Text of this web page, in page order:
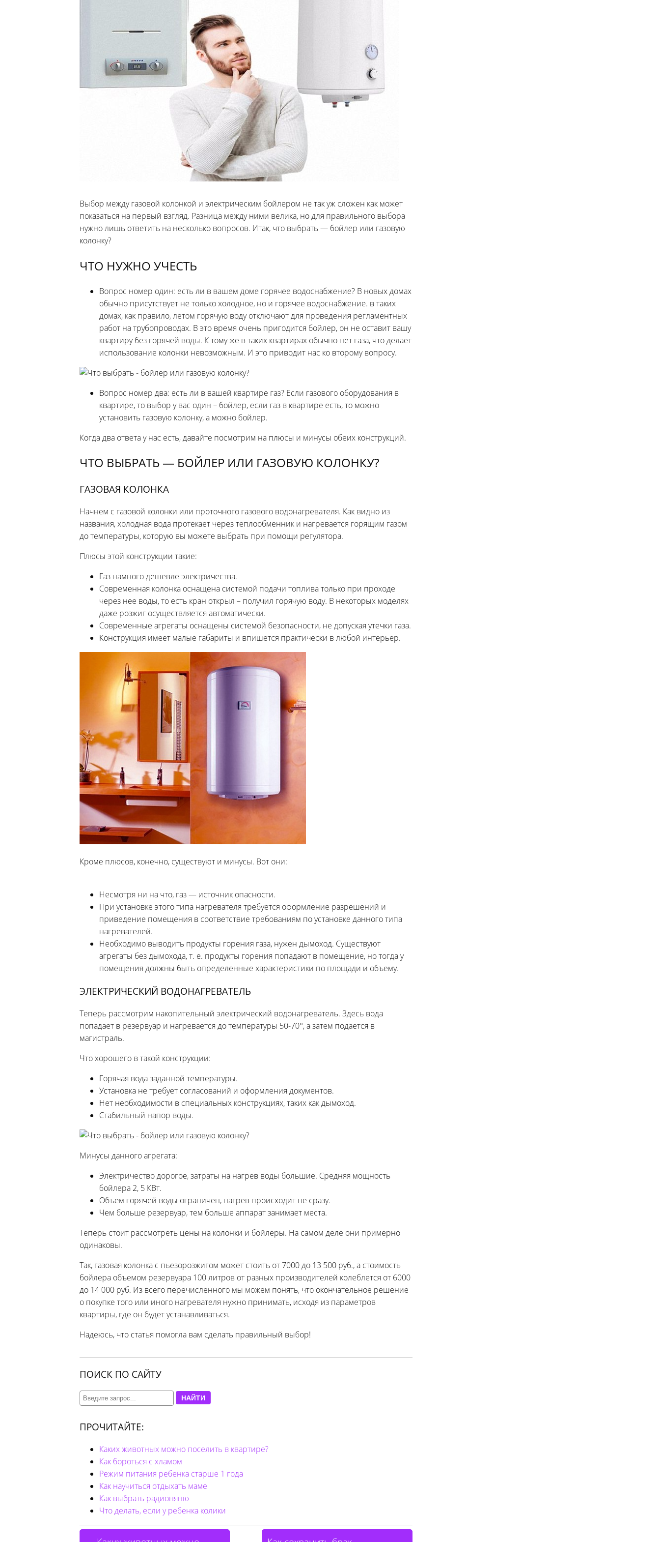
Выбор между газовой колонкой и электрическим бойлером не так уж сложен как может
показаться на первый взгляд. Разница между ними велика, но для правильного выбора
нужно лишь ответить на несколько вопросов. Итак, что выбрать — бойлер или газовую
колонку?
ЧТО НУЖНО УЧЕСТЬ
Вопрос номер один: есть ли в вашем доме горячее водоснабжение? В новых домах
обычно присутствует не только холодное, но и горячее водоснабжение. в таких
домах, как правило, летом горячую воду отключают для проведения регламентных
работ на трубопроводах. В это время очень пригодится бойлер, он не оставит вашу
квартиру без горячей воды. К тому же в таких квартирах обычно нет газа, что делает
использование колонки невозможным. И это приводит нас ко второму вопросу.
Вопрос номер два: есть ли в вашей квартире газ? Если газового оборудования в
квартире, то выбор у вас один – бойлер, если газ в квартире есть, то можно
установить газовую колонку, а можно бойлер.
Когда два ответа у нас есть, давайте посмотрим на плюсы и минусы обеих конструкций.
ЧТО ВЫБРАТЬ — БОЙЛЕР ИЛИ ГАЗОВУЮ КОЛОНКУ?
ГАЗОВАЯ КОЛОНКА
Начнем с газовой колонки или проточного газового водонагревателя. Как видно из
названия, холодная вода протекает через теплообменник и нагревается горящим газом
до температуры, которую вы можете выбрать при помощи регулятора.
Плюсы этой конструкции такие:
Газ намного дешевле электричества.
Современная колонка оснащена системой подачи топлива только при проходе
через нее воды, то есть кран открыл – получил горячую воду. В некоторых моделях
даже розжиг осуществляется автоматически.
Современные агрегаты оснащены системой безопасности, не допуская утечки газа.
Конструкция имеет малые габариты и впишется практически в любой интерьер.
Кроме плюсов, конечно, существуют и минусы. Вот они:
Несмотря ни на что, газ — источник опасности.
При установке этого типа нагревателя требуется оформление разрешений и
приведение помещения в соответствие требованиям по установке данного типа
нагревателей.
Необходимо выводить продукты горения газа, нужен дымоход. Существуют
агрегаты без дымохода, т. е. продукты горения попадают в помещение, но тогда у
помещения должны быть определенные характеристики по площади и объему.
ЭЛЕКТРИЧЕСКИЙ ВОДОНАГРЕВАТЕЛЬ
Теперь рассмотрим накопительный электрический водонагреватель. Здесь вода
попадает в резервуар и нагревается до температуры 50-70°, а затем подается в
магистраль.
Что хорошего в такой конструкции:
Горячая вода заданной температуры.
Установка не требует согласований и оформления документов.
Нет необходимости в специальных конструкциях, таких как дымоход.
Стабильный напор воды.
Минусы данного агрегата:
Электричество дорогое, затраты на нагрев воды большие. Средняя мощность
бойлера 2, 5 КВт.
Объем горячей воды ограничен, нагрев происходит не сразу.
Чем больше резервуар, тем больше аппарат занимает места.
Теперь стоит рассмотреть цены на колонки и бойлеры. На самом деле они примерно
одинаковы.
Так, газовая колонка с пьезорозжигом может стоить от 7000 до 13 500 руб., а стоимость
бойлера объемом резервуара 100 литров от разных производителей колеблется от 6000
до 14 000 руб. Из всего перечисленного мы можем понять, что окончательное решение
о покупке того или иного нагревателя нужно принимать, исходя из параметров
квартиры, где он будет устанавливаться.
Надеюсь, что статья помогла вам сделать правильный выбор!
ПОИСК ПО САЙТУ
НАЙТИ
ПРОЧИТАЙТЕ:
Каких животных можно поселить в квартире?
Как бороться с хламом
Режим питания ребенка старше 1 года
Как научиться отдыхать маме
Как выбрать радионяню
Что делать, если у ребенка колики